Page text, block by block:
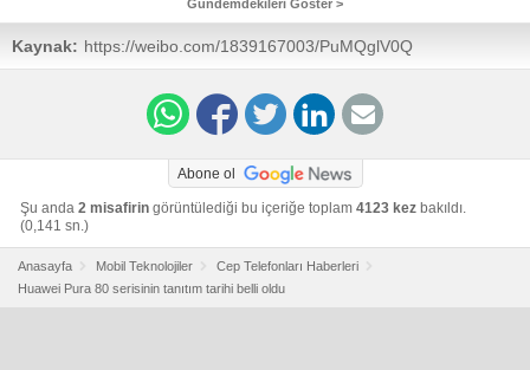
Gündemdekileri Göster >
Kaynak: https://weibo.com/1839167003/PuMQglV0Q
Abone ol
Şu anda 2 misafirin görüntülediği bu içeriğe toplam 4123 kez bakıldı.
(0,141 sn.)
Anasayfa Mobil Teknolojiler
Cep Telefonları Haberleri
Huawei Pura 80 serisinin tanıtım tarihi belli oldu